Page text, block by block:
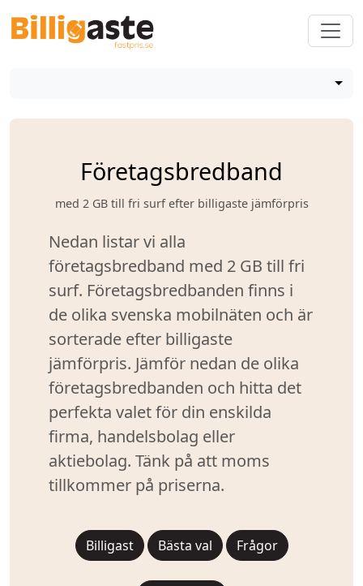
Företagsbredband
med 2 GB till fri surf efter billigaste jämförpris
Nedan listar vi alla
företagsbredband med 2 GB till fri
surf. Företagsbredbanden finns i
de olika svenska mobilnäten och är
sorterade efter billigaste
jämförpris. Jämför nedan de olika
företagsbredbanden och hitta det
perfekta valet för din enskilda
firma, handelsbolag eller
aktiebolag. Tänk på att moms
tillkommer på priserna.
Billigast Bästa val Frågor